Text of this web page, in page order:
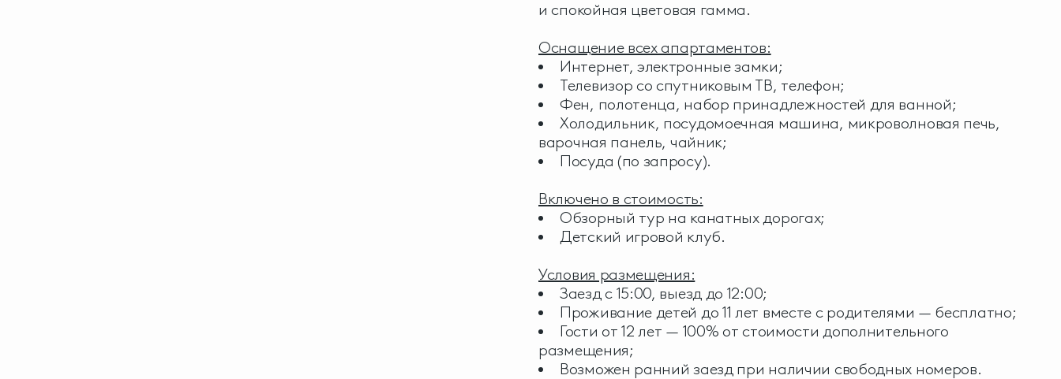
и спокойная цветовая гамма.
Оснащение всех апартаментов:
Интернет, электронные замки;
Телевизор со спутниковым ТВ, телефон;
Фен, полотенца, набор принадлежностей для ванной;
Холодильник, посудомоечная машина, микроволновая печь,
варочная панель, чайник;
Посуда (по запросу).
Включено в стоимость:
Обзорный тур на канатных дорогах;
Детский игровой клуб.
Условия размещения:
Заезд с 15:00, выезд до 12:00;
Проживание детей до 11 лет вместе с родителями — бесплатно;
Гости от 12 лет — 100% от стоимости дополнительного
размещения;
Возможен ранний заезд при наличии свободных номеров.